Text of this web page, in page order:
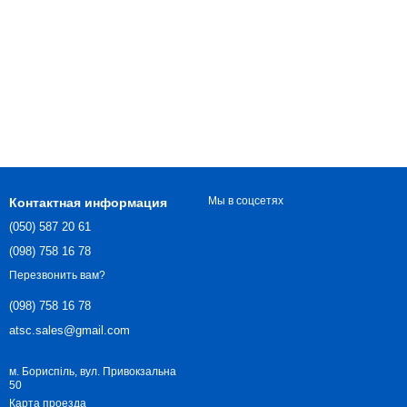
Контактная информация
(050) 587 20 61
(098) 758 16 78
Перезвонить вам?
(098) 758 16 78
atsc.sales@gmail.com
м. Бориспіль, вул. Привокзальна
50
Карта проезда
Мы в соцсетях